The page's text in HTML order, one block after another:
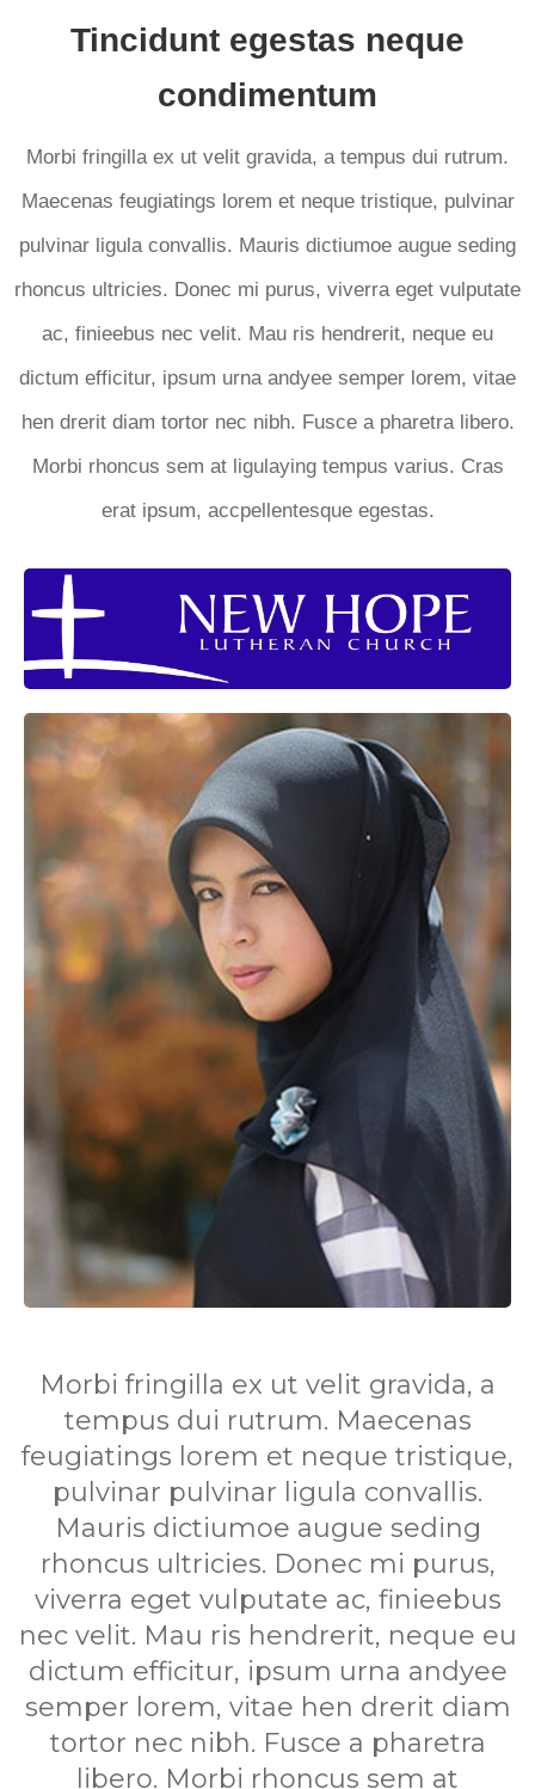
Tincidunt egestas neque
condimentum
Morbi fringilla ex ut velit gravida, a tempus dui rutrum.
Maecenas feugiatings lorem et neque tristique, pulvinar
pulvinar ligula convallis. Mauris dictiumoe augue seding
rhoncus ultricies. Donec mi purus, viverra eget vulputate
ac, finieebus nec velit. Mau ris hendrerit, neque eu
dictum efficitur, ipsum urna andyee semper lorem, vitae
hen drerit diam tortor nec nibh. Fusce a pharetra libero.
Morbi rhoncus sem at ligulaying tempus varius. Cras
erat ipsum, accpellentesque egestas.
Morbi fringilla ex ut velit gravida, a
tempus dui rutrum. Maecenas
feugiatings lorem et neque tristique,
pulvinar pulvinar ligula convallis.
Mauris dictiumoe augue seding
rhoncus ultricies. Donec mi purus,
viverra eget vulputate ac, finieebus
nec velit. Mau ris hendrerit, neque eu
dictum efficitur, ipsum urna andyee
semper lorem, vitae hen drerit diam
tortor nec nibh. Fusce a pharetra
libero. Morbi rhoncus sem at